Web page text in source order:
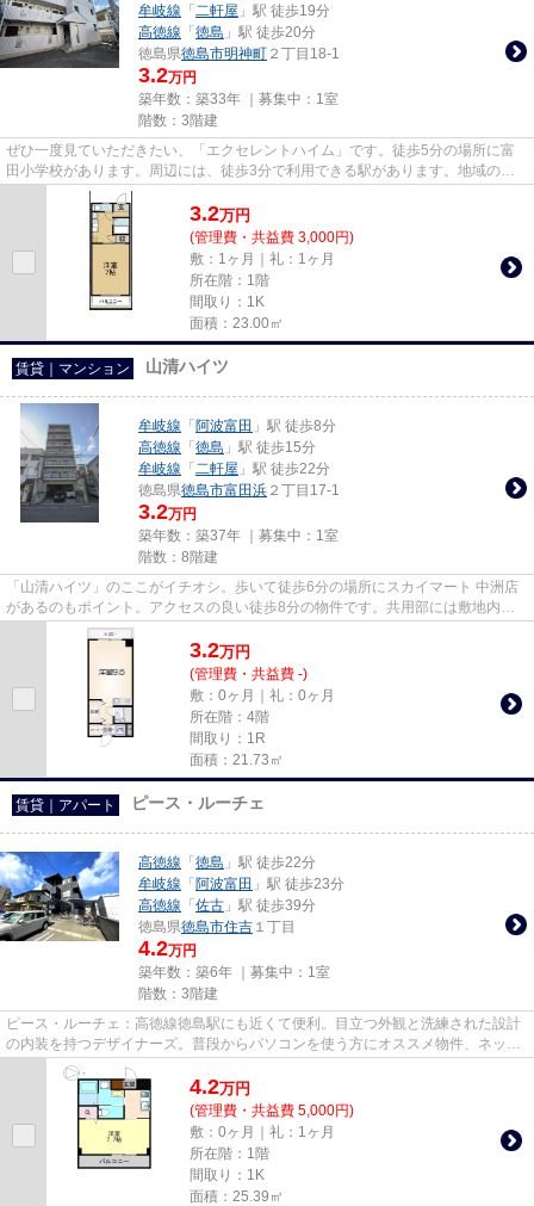
牟岐線 「 二軒屋 」駅 徒歩19分
高徳線 「 徳島 」駅 徒歩20分
徳島県徳島市明神町 ２丁目18-1
3.2万円
築年数：築33年 ｜募集中： 1室
階数：3階建
ぜひ一度見ていただきたい、「エクセレントハイム」です。徒歩5分の場所に富
田小学校があります。周辺には、徒歩3分で利用できる駅があります。地域のゴ
ミ捨て場まで行かずにサッとゴ...
3.2万円
(管理費・共益費 3,000円)
敷：1ヶ月｜礼：1ヶ月
所在階：1階
間取り：1K
面積：23.00㎡
賃貸｜マンション 山清ハイツ
牟岐線 「 阿波富田 」駅 徒歩8分
高徳線 「 徳島 」駅 徒歩15分
牟岐線 「 二軒屋 」駅 徒歩22分
徳島県徳島市富田浜 ２丁目17-1
3.2万円
築年数：築37年 ｜募集中： 1室
階数：8階建
「山清ハイツ」のここがイチオシ。歩いて徒歩6分の場所にスカイマート 中洲店
があるのもポイント。アクセスの良い徒歩8分の物件です。共用部には敷地内ご
み置き場・エレベータなどが揃...
3.2万円
(管理費・共益費 -)
敷：0ヶ月｜礼：0ヶ月
所在階：4階
間取り：1R
面積：21.73㎡
賃貸｜アパート ピース・ルーチェ
高徳線 「 徳島 」駅 徒歩22分
牟岐線 「 阿波富田 」駅 徒歩23分
高徳線 「 佐古 」駅 徒歩39分
徳島県徳島市住吉 １丁目
4.2万円
築年数：築6年 ｜募集中： 1室
階数：3階建
ピース・ルーチェ：高徳線徳島駅にも近くて便利。目立つ外観と洗練された設計
の内装を持つデザイナーズ。普段からパソコンを使う方にオススメ物件、ネット
回線導入済み。築6年のイチオ...
4.2万円
(管理費・共益費 5,000円)
敷：0ヶ月｜礼：1ヶ月
所在階：1階
間取り：1K
面積：25.39㎡